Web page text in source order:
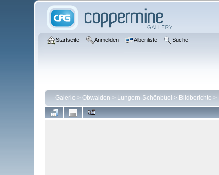
Startseite Anmelden Albenliste Suche
Galerie > Obwalden > Lungern-Schönbüel > Bildberichte >